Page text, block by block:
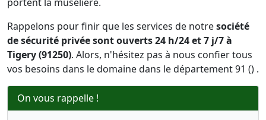
Rappelons pour finir que les services de notresociété
de sécurité privée sont ouverts 24 h/24 et 7 j/7 à
Tigery (91250). Alors, n'hésitez pas à nous confier tous
vos besoins dans le domaine dans le département 91 () .
On vous rappelle !